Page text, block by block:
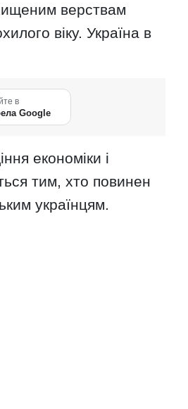
верствам
віку. Україна в
в
Google
економіки і
тим, хто повинен
українцям.